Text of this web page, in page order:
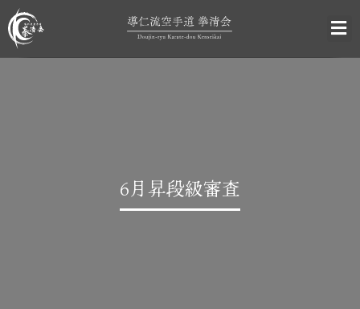
6月昇段級審査